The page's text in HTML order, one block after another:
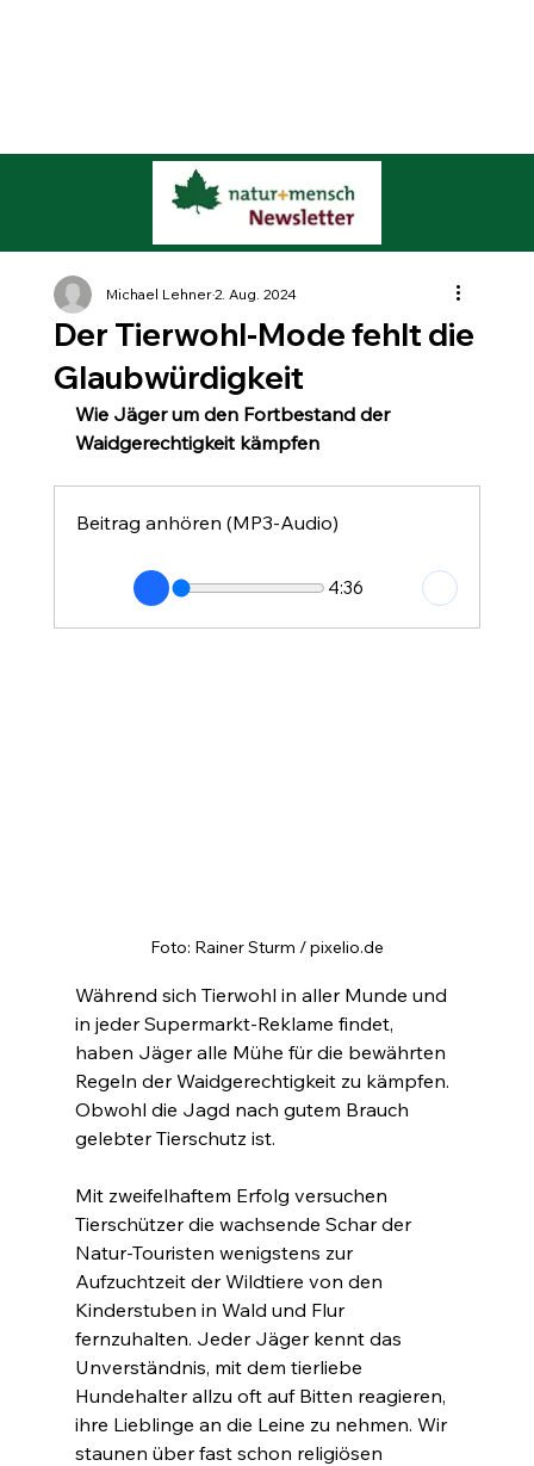
Der Tierwohl-Mode fehlt die
Glaubwürdigkeit
Michael Lehner2. Aug. 2024
Wie Jäger um den Fortbestand der
Waidgerechtigkeit kämpfen
Beitrag anhören (MP3-Audio)
4:36
Foto: Rainer Sturm / pixelio.de
Während sich Tierwohl in aller Munde und
in jeder Supermarkt-Reklame findet,
haben Jäger alle Mühe für die bewährten
Regeln der Waidgerechtigkeit zu kämpfen.
Obwohl die Jagd nach gutem Brauch
gelebter Tierschutz ist.
Mit zweifelhaftem Erfolg versuchen
Tierschützer die wachsende Schar der
Natur-Touristen wenigstens zur
Aufzuchtzeit der Wildtiere von den
Kinderstuben in Wald und Flur
fernzuhalten. Jeder Jäger kennt das
Unverständnis, mit dem tierliebe
Hundehalter allzu oft auf Bitten reagieren,
ihre Lieblinge an die Leine zu nehmen. Wir
staunen über fast schon religiösen